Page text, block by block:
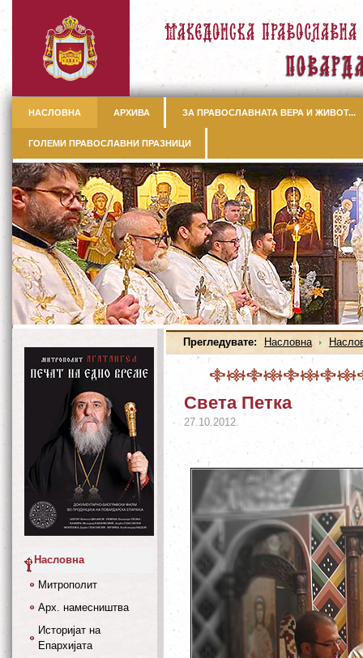
НАСЛОВНА АРХИВА ЗА ПРАВОСЛАВНАТА ВЕРА И ЖИВОТ...
ГОЛЕМИ ПРАВОСЛАВНИ ПРАЗНИЦИ
Прегледувате: Насловна
Света Петка
27.10.2012.
Насловна
Митрополит
Арх. намесништва
Историјат на
Епархијата